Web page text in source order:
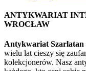
ANTYKWARIAT
WROCŁAW
Antykwariat Szarlatan
wielu lat cieszy się
kolekcjonerów. Nasz